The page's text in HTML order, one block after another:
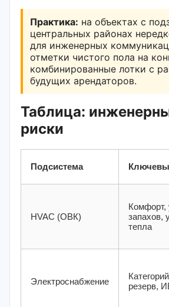
Практика: на объектах с
центральных районах
для инженерных
отметки чистого пола на
комбинированные лотки с
будущих арендаторов.
Таблица:
риски
Подсистема
HVAC (ОВК)
Комфорт,
запахов,
тепла
Электроснабжение
резерв,